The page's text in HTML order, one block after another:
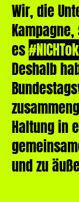
Wir, die
es
Deshalb
Haltung in
und zu